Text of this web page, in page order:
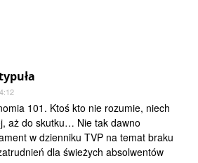
101. Ktoś kto nie rozumie, niech
aż do skutku… Nie tak dawno
w dzienniku TVP na temat braku
dla świeżych absolwentów